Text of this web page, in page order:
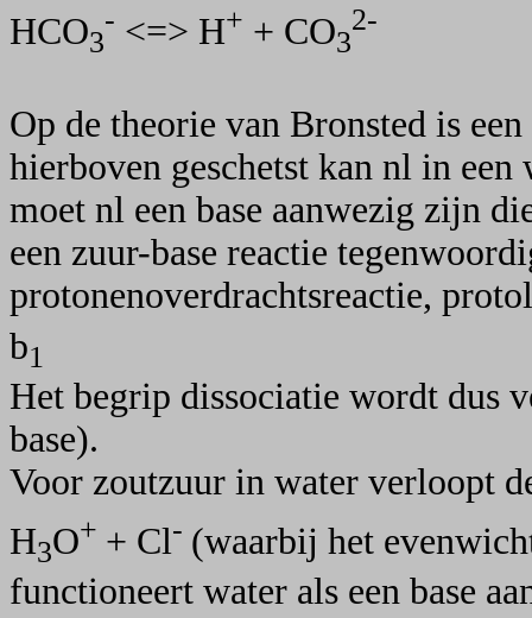
HCO3
- <=> H+ + CO3
2-
Op de theorie van Bronsted is
hierboven geschetst kan nl in
moet nl een base aanwezig zijn
een zuur-base reactie
protonenoverdrachtsreactie,
b1
Het begrip dissociatie wordt dus
base).
Voor zoutzuur in water verloopt
H3O+ + Cl- (waarbij het
functioneert water als een base